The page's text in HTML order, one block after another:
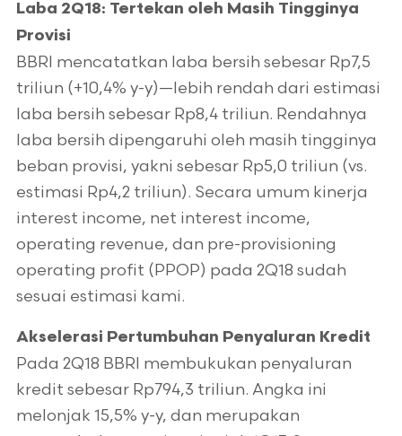
Laba 2Q18: Tertekan oleh Masih Tingginya
Provisi
BBRI mencatatkan laba bersih sebesar Rp7,5
triliun (+10,4% y-y)—lebih rendah dari estimasi
laba bersih sebesar Rp8,4 triliun. Rendahnya
laba bersih dipengaruhi oleh masih tingginya
beban provisi, yakni sebesar Rp5,0 triliun (vs.
estimasi Rp4,2 triliun). Secara umum kinerja
interest income, net interest income,
operating revenue, dan pre-provisioning
operating profit (PPOP) pada 2Q18 sudah
sesuai estimasi kami.
Akselerasi Pertumbuhan Penyaluran Kredit
Pada 2Q18 BBRI membukukan penyaluran
kredit sebesar Rp794,3 triliun. Angka ini
melonjak 15,5% y-y, dan merupakan